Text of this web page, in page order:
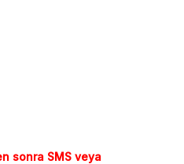
sonra SMS veya